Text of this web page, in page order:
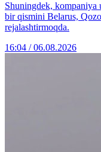
Shuningdek, kompaniya
bir qismini Belarus,
rejalashtirmoqda.
16:04 / 06.08.2026